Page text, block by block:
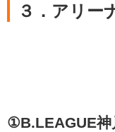
３． アリー
①B.LEAGUE神